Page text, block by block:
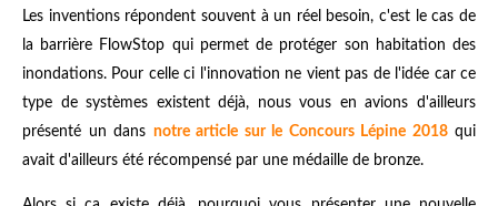
Les inventions répondent souvent à un réel besoin, c'est le cas de
la barrière FlowStop qui permet de protéger son habitation des
inondations. Pour celle ci l'innovation ne vient pas de l'idée car ce
type de systèmes existent déjà, nous vous en avions d'ailleurs
présenté un dans notre article sur le Concours Lépine 2018qui
avait d'ailleurs été récompensé par une médaille de bronze.